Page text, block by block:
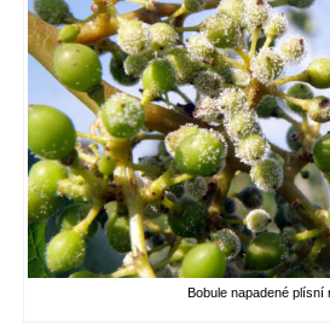
Bobule napadené plísní